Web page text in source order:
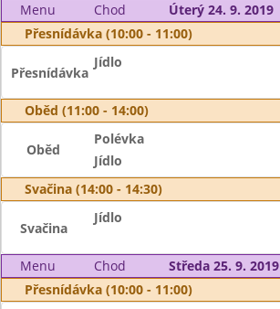
Menu Chod
Úterý 24. 9. 2019
Přesnídávka (10:00 - 11:00)
Přesnídávka
Jídlo
Oběd (11:00 - 14:00)
Oběd
Polévka
Jídlo
Svačina (14:00 - 14:30)
Svačina
Jídlo
Menu Chod
Středa 25. 9. 2019
Přesnídávka (10:00 - 11:00)